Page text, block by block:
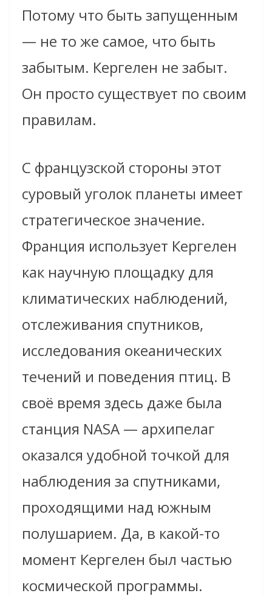
Потому что быть запущенным
— не то же самое, что быть
забытым. Кергелен не забыт.
Он просто существует по своим
правилам.
С французской стороны этот
суровый уголок планеты имеет
стратегическое значение.
Франция использует Кергелен
как научную площадку для
климатических наблюдений,
отслеживания спутников,
исследования океанических
течений и поведения птиц. В
своё время здесь даже была
станция NASA — архипелаг
оказался удобной точкой для
наблюдения за спутниками,
проходящими над южным
полушарием. Да, в какой-то
момент Кергелен был частью
космической программы.